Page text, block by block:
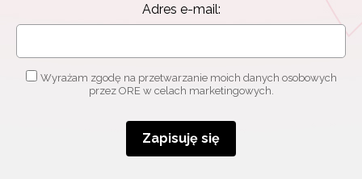
Adres e-mail:
Wyrażam zgodę na przetwarzanie moich danych osobowych
przez ORE w celach marketingowych.
Zapisuję się